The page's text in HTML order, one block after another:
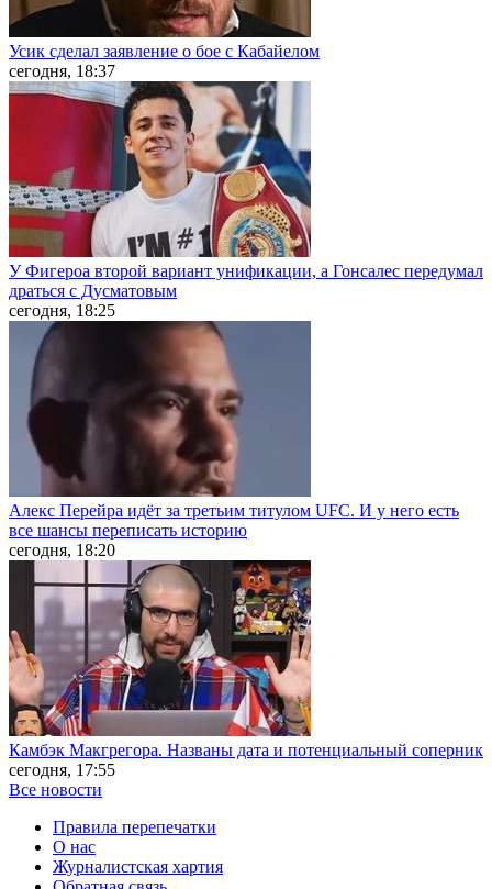
Усик сделал заявление о бое с Кабайелом
сегодня, 18:37
У Фигероа второй вариант унификации, а Гонсалес передумал
драться с Дусматовым
сегодня, 18:25
Алекс Перейра идёт за третьим титулом UFC. И у него есть
все шансы переписать историю
сегодня, 18:20
Камбэк Макгрегора. Названы дата и потенциальный соперник
сегодня, 17:55
Все новости
Правила перепечатки
О нас
Журналистская хартия